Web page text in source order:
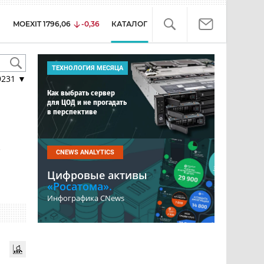
MOEXIT 1796,06 -0,36 КАТАЛОГ
▼
ТЕХНОЛОГИЯ МЕСЯЦА
Как выбрать сервер
для ЦОД и не прогадать
в перспективе
CNEWS ANALYTICS
Цифровые активы
«Росатома».
Инфографика CNews